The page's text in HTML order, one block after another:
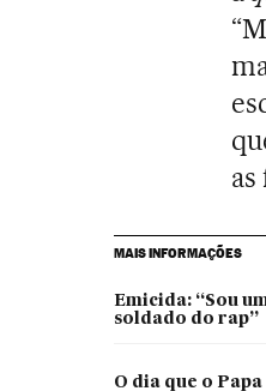
MAIS INFORMAÇÕES
Emicida: “Sou
soldado do rap”
O dia que o Papa